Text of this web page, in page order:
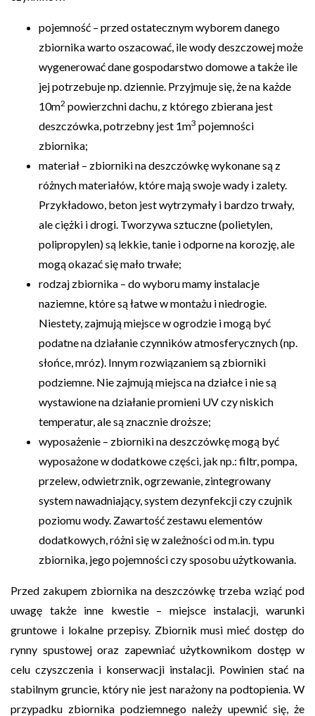
pojemność – przed ostatecznym wyborem danego
zbiornika warto oszacować, ile wody deszczowej może
wygenerować dane gospodarstwo domowe a także ile
jej potrzebuje np. dziennie. Przyjmuje się, że na każde
10m2 powierzchni dachu, z którego zbierana jest
deszczówka, potrzebny jest 1m3 pojemności
zbiornika;
materiał – zbiorniki na deszczówkę wykonane są z
różnych materiałów, które mają swoje wady i zalety.
Przykładowo, beton jest wytrzymały i bardzo trwały,
ale ciężki i drogi. Tworzywa sztuczne (polietylen,
polipropylen) są lekkie, tanie i odporne na korozję, ale
mogą okazać się mało trwałe;
rodzaj zbiornika – do wyboru mamy instalacje
naziemne, które są łatwe w montażu i niedrogie.
Niestety, zajmują miejsce w ogrodzie i mogą być
podatne na działanie czynników atmosferycznych (np.
słońce, mróz). Innym rozwiązaniem są zbiorniki
podziemne. Nie zajmują miejsca na działce i nie są
wystawione na działanie promieni UV czy niskich
temperatur, ale są znacznie droższe;
wyposażenie – zbiorniki na deszczówkę mogą być
wyposażone w dodatkowe części, jak np.: filtr, pompa,
przelew, odwietrznik, ogrzewanie, zintegrowany
system nawadniający, system dezynfekcji czy czujnik
poziomu wody. Zawartość zestawu elementów
dodatkowych, różni się w zależności od m.in. typu
zbiornika, jego pojemności czy sposobu użytkowania.
Przed zakupem zbiornika na deszczówkę trzeba wziąć pod
uwagę także inne kwestie – miejsce instalacji, warunki
gruntowe i lokalne przepisy. Zbiornik musi mieć dostęp do
rynny spustowej oraz zapewniać użytkownikom dostęp w
celu czyszczenia i konserwacji instalacji. Powinien stać na
stabilnym gruncie, który nie jest narażony na podtopienia. W
przypadku zbiornika podziemnego należy upewnić się, że